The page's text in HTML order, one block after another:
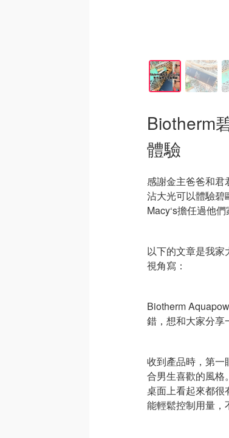
Biotherm
體驗
感謝金主爸爸和君
沾大光可以體驗碧
Macy‘s擔任過他
以下的文章是我
視角寫：
Biotherm
錯，想和大家分享
收到產品時，第一
合男生喜歡的風格
桌面上看起來都很
能輕鬆控制用量，